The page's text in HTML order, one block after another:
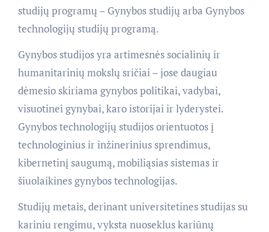
studijų programų – Gynybos studijų arba Gynybos
technologijų studijų programą.
Gynybos studijos yra artimesnės socialinių ir
humanitarinių mokslų sričiai – jose daugiau
dėmesio skiriama gynybos politikai, vadybai,
visuotinei gynybai, karo istorijai ir lyderystei.
Gynybos technologijų studijos orientuotos į
technologinius ir inžinerinius sprendimus,
kibernetinį saugumą, mobiliąsias sistemas ir
šiuolaikines gynybos technologijas.
Studijų metais, derinant universitetines studijas su
kariniu rengimu, vyksta nuoseklus kariūnų